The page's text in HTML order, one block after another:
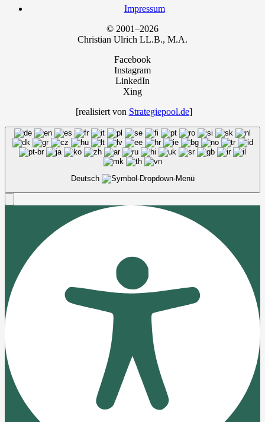
Impres­sum
© 2001–2026
Chris­ti­an Ulrich LL.B., M.A.
Facebook
Instagram
LinkedIn
Xing
[rea­li­siert von Strategiepool.de]
Deutsch